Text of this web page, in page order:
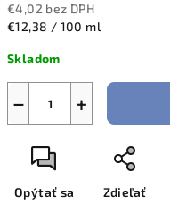
€4,02 bez DPH
Jednotková
€12,38 / 100 ml
Skladom
+
−
Opýtať sa Zdieľať